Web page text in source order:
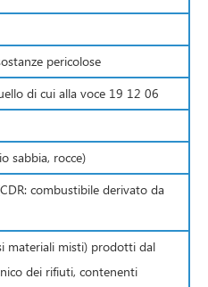
pericolose
di cui alla voce 19 12 06
sabbia, rocce)
combustibile derivato da
materiali misti) prodotti dal
dei rifiuti, contenenti